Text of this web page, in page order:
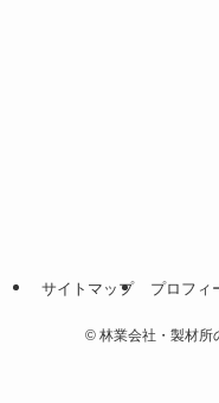
サイトマップ プロフィ
© 林業会社・製材所